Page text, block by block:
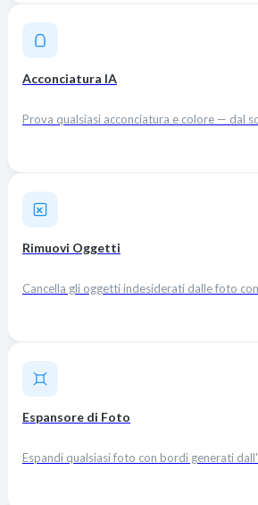
Acconciatura IA
Prova qualsiasi acconciatura e colore — dal
Rimuovi Oggetti
Cancella gli oggetti indesiderati dalle foto
Espansore di Foto
Espandi qualsiasi foto con bordi generati